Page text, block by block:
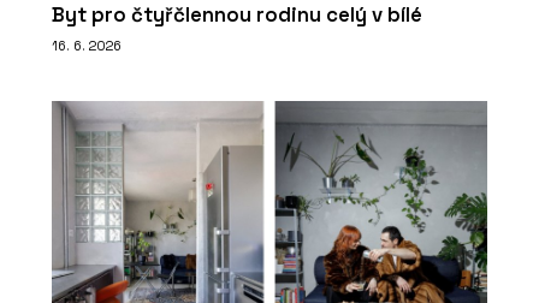
Byt pro čtyřčlennou rodinu celý v bílé
16. 6. 2026